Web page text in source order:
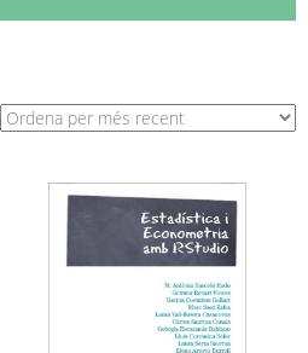
Ordenat
per